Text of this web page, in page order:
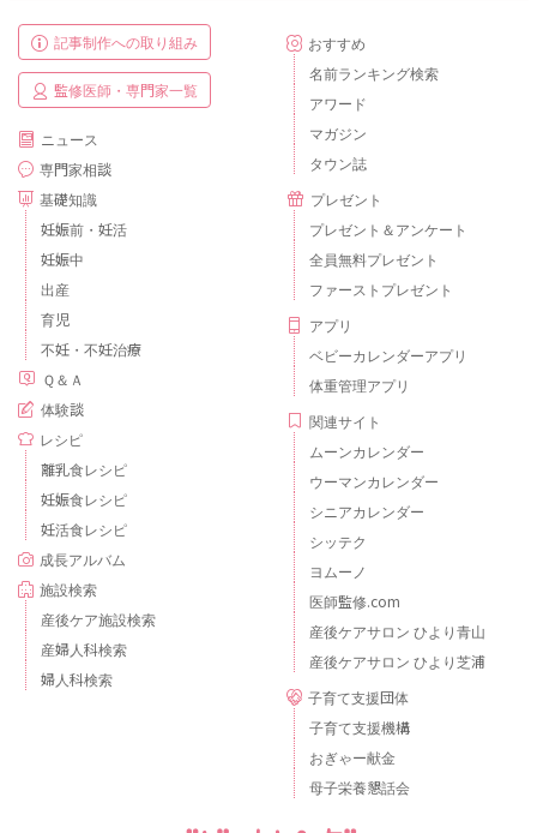
記事制作への取り組み
監修医師・専門家一覧
ニュース
専門家相談
基礎知識
妊娠前・妊活
妊娠中
出産
育児
不妊・不妊治療
Ｑ＆Ａ
体験談
レシピ
離乳食レシピ
妊娠食レシピ
妊活食レシピ
成長アルバム
施設検索
産後ケア施設検索
産婦人科検索
婦人科検索
おすすめ
名前ランキング検索
アワード
マガジン
タウン誌
プレゼント
プレゼント＆アンケート
全員無料プレゼント
ファーストプレゼント
アプリ
ベビーカレンダーアプリ
体重管理アプリ
関連サイト
ムーンカレンダー
ウーマンカレンダー
シニアカレンダー
シッテク
ヨムーノ
医師監修.com
産後ケアサロン ひより青山
産後ケアサロン ひより芝浦
子育て支援団体
子育て支援機構
おぎゃー献金
母子栄養懇話会